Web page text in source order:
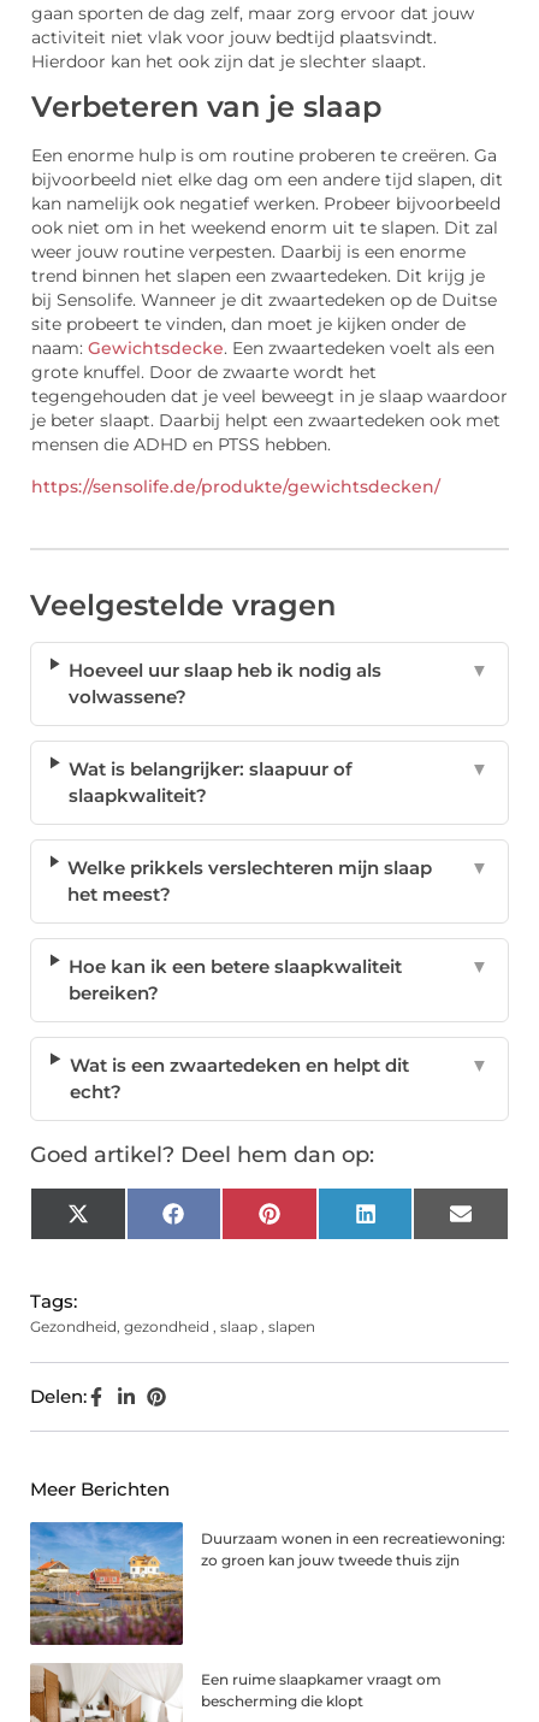
gaan sporten de dag zelf, maar zorg ervoor dat jouw
activiteit niet vlak voor jouw bedtijd plaatsvindt.
Hierdoor kan het ook zijn dat je slechter slaapt.
Verbeteren van je slaap
Een enorme hulp is om routine proberen te creëren. Ga
bijvoorbeeld niet elke dag om een andere tijd slapen, dit
kan namelijk ook negatief werken. Probeer bijvoorbeeld
ook niet om in het weekend enorm uit te slapen. Dit zal
weer jouw routine verpesten. Daarbij is een enorme
trend binnen het slapen een zwaartedeken. Dit krijg je
bij Sensolife. Wanneer je dit zwaartedeken op de Duitse
site probeert te vinden, dan moet je kijken onder de
naam: Gewichtsdecke. Een zwaartedeken voelt als een
grote knuffel. Door de zwaarte wordt het
tegengehouden dat je veel beweegt in je slaap waardoor
je beter slaapt. Daarbij helpt een zwaartedeken ook met
mensen die ADHD en PTSS hebben.
https://sensolife.de/produkte/gewichtsdecken/
Veelgestelde vragen
Hoeveel uur slaap heb ik nodig als
volwassene?
▼
Wat is belangrijker: slaapuur of
slaapkwaliteit?
▼
Welke prikkels verslechteren mijn slaap
het meest?
▼
Hoe kan ik een betere slaapkwaliteit
bereiken?
▼
Wat is een zwaartedeken en helpt dit
echt?
▼
Goed artikel? Deel hem dan op:
X
(Twitter)
FacebookPinterest LinkedIn Email
Tags:
Gezondheid, gezondheid , slaap , slapen
Delen:
Meer Berichten
Duurzaam wonen in een recreatiewoning:
zo groen kan jouw tweede thuis zijn
Een ruime slaapkamer vraagt om
bescherming die klopt